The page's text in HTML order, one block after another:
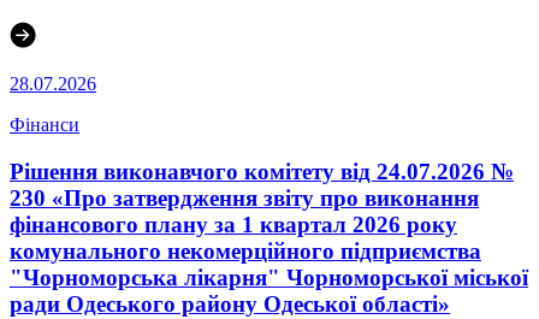
28.07.2026
Фінанси
Рішення виконавчого комітету від 24.07.2026 №
230 «Про затвердження звіту про виконання
фінансового плану за 1 квартал 2026 року
комунального некомерційного підприємства
"Чорноморська лікарня" Чорноморської міської
ради Одеського району Одеської області»